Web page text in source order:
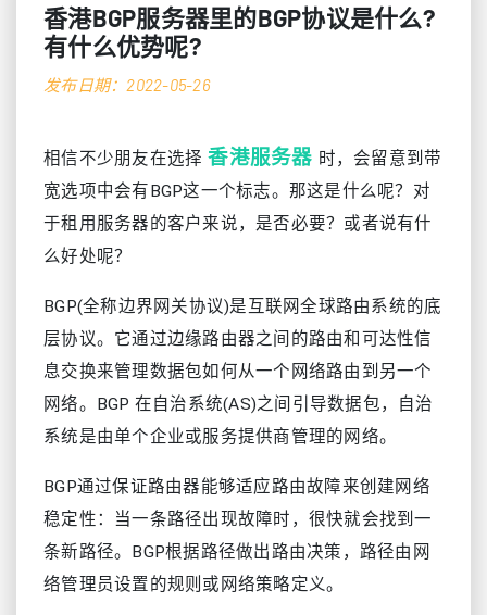
香港BGP服务器里的BGP协议是什么?
有什么优势呢?
发布日期：2022-05-26
相信不少朋友在选择 香港服务器 时，会留意到带
宽选项中会有BGP这一个标志。那这是什么呢？对
于租用服务器的客户来说，是否必要？或者说有什
么好处呢？
BGP(全称边界网关协议)是互联网全球路由系统的底
层协议。它通过边缘路由器之间的路由和可达性信
息交换来管理数据包如何从一个网络路由到另一个
网络。BGP 在自治系统(AS)之间引导数据包，自治
系统是由单个企业或服务提供商管理的网络。
BGP通过保证路由器能够适应路由故障来创建网络
稳定性：当一条路径出现故障时，很快就会找到一
条新路径。BGP根据路径做出路由决策，路径由网
络管理员设置的规则或网络策略定义。